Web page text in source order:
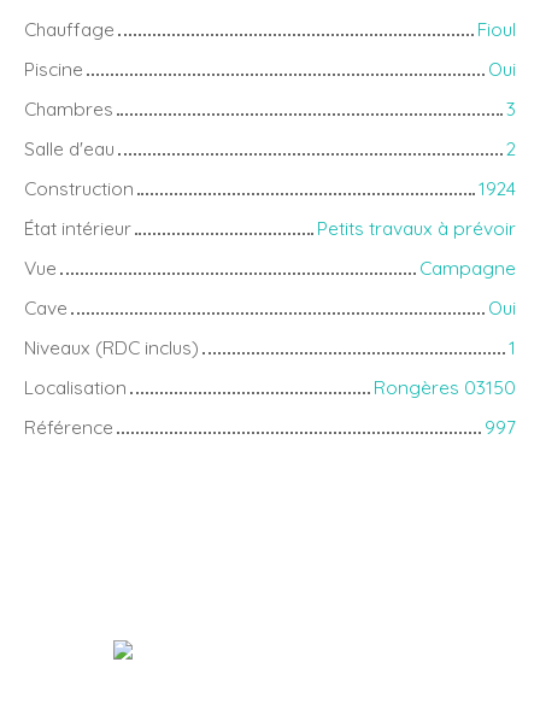
Chauffage
Fioul
Piscine
Oui
Chambres
3
Salle d'eau
2
Construction
1924
État intérieur
Petits travaux à prévoir
Vue
Campagne
Cave
Oui
Niveaux (RDC inclus)
1
Localisation
Rongères 03150
Référence
997